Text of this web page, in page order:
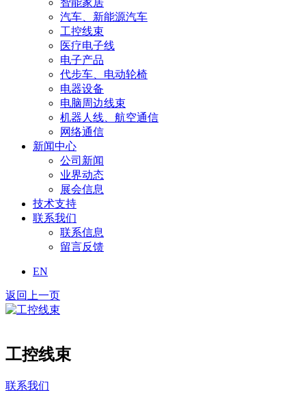
汽车、新能源汽车
工控线束
医疗电子线
电子产品
代步车、电动轮椅
电器设备
电脑周边线束
机器人线、航空通信
网络通信
新闻中心
公司新闻
业界动态
展会信息
技术支持
联系我们
联系信息
留言反馈
EN
返回上一页
工控线束
联系我们